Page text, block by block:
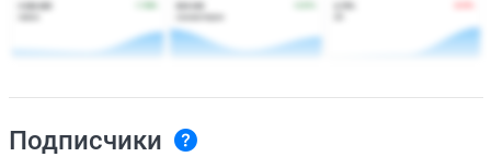
Подписчики